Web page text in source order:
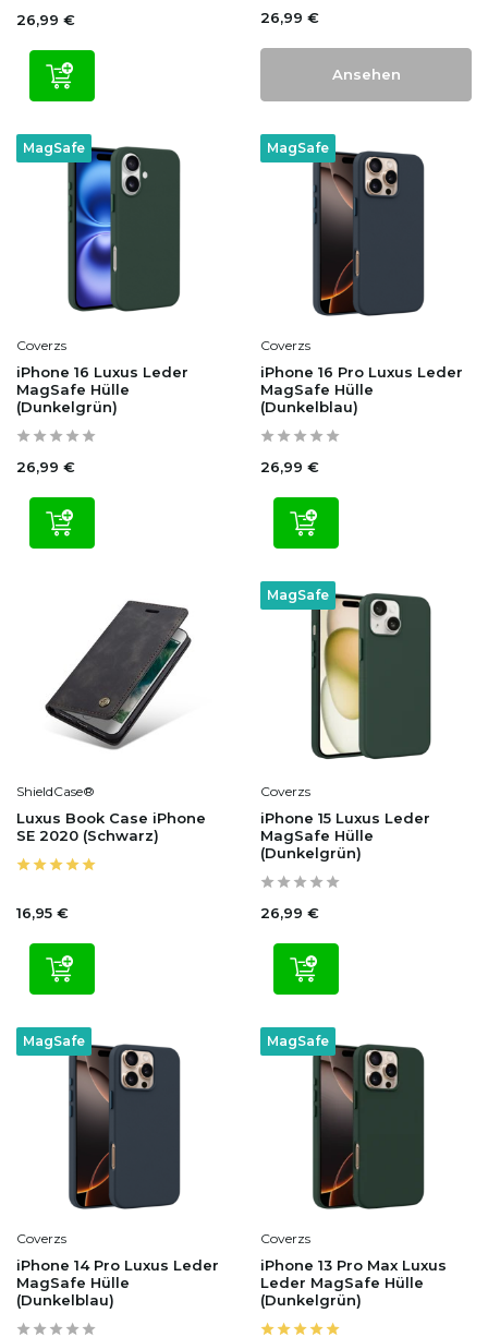
26,99 € 26,99 €
Ansehen
MagSafe
Coverzs
iPhone 16 Luxus Leder
MagSafe Hülle
(Dunkelgrün)
26,99 €
MagSafe
Coverzs
iPhone 16 Pro Luxus Leder
MagSafe Hülle
(Dunkelblau)
26,99 €
ShieldCase®
Luxus Book Case iPhone
SE 2020 (Schwarz)
16,95 €
MagSafe
Coverzs
iPhone 15 Luxus Leder
MagSafe Hülle
(Dunkelgrün)
26,99 €
MagSafe
Coverzs
iPhone 14 Pro Luxus Leder
MagSafe Hülle
(Dunkelblau)
MagSafe
Coverzs
iPhone 13 Pro Max Luxus
Leder MagSafe Hülle
(Dunkelgrün)